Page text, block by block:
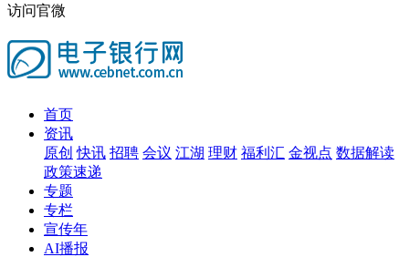
访问官微
首页
资讯
原创 快讯 招聘 会议 江湖 理财 福利汇 金视点 数据解读
政策速递
专题
专栏
宣传年
AI播报